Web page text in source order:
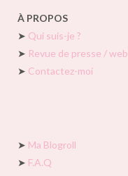
À PROPOS
➤ Qui suis-je ?
➤ Revue de presse / web
➤ Contactez-moi
➤ Ma Blogroll
➤ F.A.Q